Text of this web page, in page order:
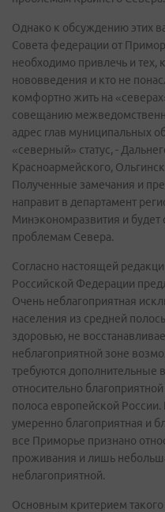
Однако к обсуждению этих
Совета федерации от
необходимо привлечь и тех,
нововведения и кто не
комфортно жить на
совещанию
адрес глав муниципальных
«северный» статус, -
Красноармейского,
Полученные замечания и
направит в департамент
Минэкономразвития и будет
проблемам Севера.
Согласно настоящей
Российской Федерации
Очень неблагоприятная
населения из средней
здоровью, не
неблагоприятной зоне
требуются дополнительные
относительно
полоса европейской
умеренно благоприятная и
все Приморье признано
проживания и лишь
неблагоприятной.
Основным критерием